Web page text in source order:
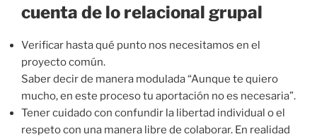
cuenta de lo relacional grupal
Verificar hasta qué punto nos necesitamos en el
proyecto común.
Saber decir de manera modulada “Aunque te quiero
mucho, en este proceso tu aportación no es necesaria”.
Tener cuidado con confundir la libertad individual o el
respeto con una manera libre de colaborar. En realidad